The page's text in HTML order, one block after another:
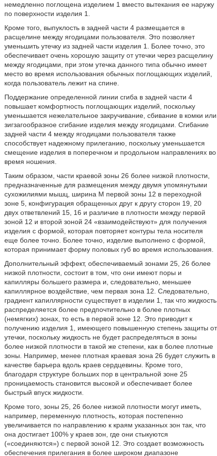
немедленно поглощена изделием 1 вместо вытекания ее наружу
по поверхности изделия 1.
Кроме того, выпуклость в задней части 4 размещается в
расщелине между ягодицами пользователя. Это позволяет
уменьшить утечку из задней части изделия 1. Более точно, это
обеспечивает очень хорошую защиту от утечки через расщелину
между ягодицами, при этом утечка данного типа обычно имеет
место во время использования обычных поглощающих изделий,
когда пользователь лежит на спине.
Поддержание определенной линии сгиба в задней части 4
повышает комфортность поглощающих изделий, поскольку
уменьшается нежелательное закручивание, сбивание в комки или
зигзагообразное сгибание изделия между ягодицами. Сгибание
задней части 4 между ягодицами пользователя также
способствует надежному прилеганию, поскольку уменьшается
смещение изделия в поперечном и продольном направлениях во
время ношения.
Таким образом, части краевой зоны 26 более низкой плотности,
предназначенные для размещения между двумя упомянутыми
сухожилиями мышц, ширина М первой зоны 12 в переходной
зоне 5, конфигурация обращенных друг к другу сторон 19, 20
двух ответвлений 15, 16 и различие в плотности между первой
зоной 12 и второй зоной 24 «взаимодействуют» для получения
изделия с формой, которая повторяет контуры тела носителя
еще более точно. Более точно, изделие выполнено с формой,
которая принимает форму половых губ во время использования.
Дополнительный эффект, обеспечиваемый зонами 25, 26 более
низкой плотности, состоит в том, что они имеют поры и
капилляры большего размера и, следовательно, меньшее
капиллярное воздействие, чем первая зона 12. Следовательно,
градиент капиллярности существует в изделии 1, так что жидкость
распределяется более предпочтительно в более плотных
(немягких) зонах, то есть в первой зоне 12. Это приводит к
получению изделия 1, имеющего повышенную степень защиты от
утечки, поскольку жидкость не будет распределяться в зоны
более низкой плотности в такой же степени, как в более плотные
зоны. Например, менее плотная краевая зона 26 будет служить в
качестве барьера вдоль краев сердцевины. Кроме того,
благодаря структуре больших пор в центральной зоне 25
проницаемость становится высокой и обеспечивает более
быстрый впуск жидкости.
Кроме того, зоны 25, 26 более низкой плотности могут иметь,
например, переменную плотность, которая постепенно
увеличивается по направлению к краям указанных зон так, что
она достигает 100% у краев зон, где они стыкуются
(«соединяются») с первой зоной 12. Это создает возможность
обеспечения прилегания в более широком диапазоне